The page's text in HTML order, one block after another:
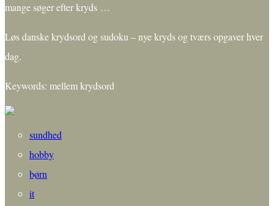
mange søger efter kryds …
Løs danske krydsord og sudoku – nye kryds og tværs opgaver hver
dag.
Keywords: mellem krydsord
sundhed
hobby
børn
it